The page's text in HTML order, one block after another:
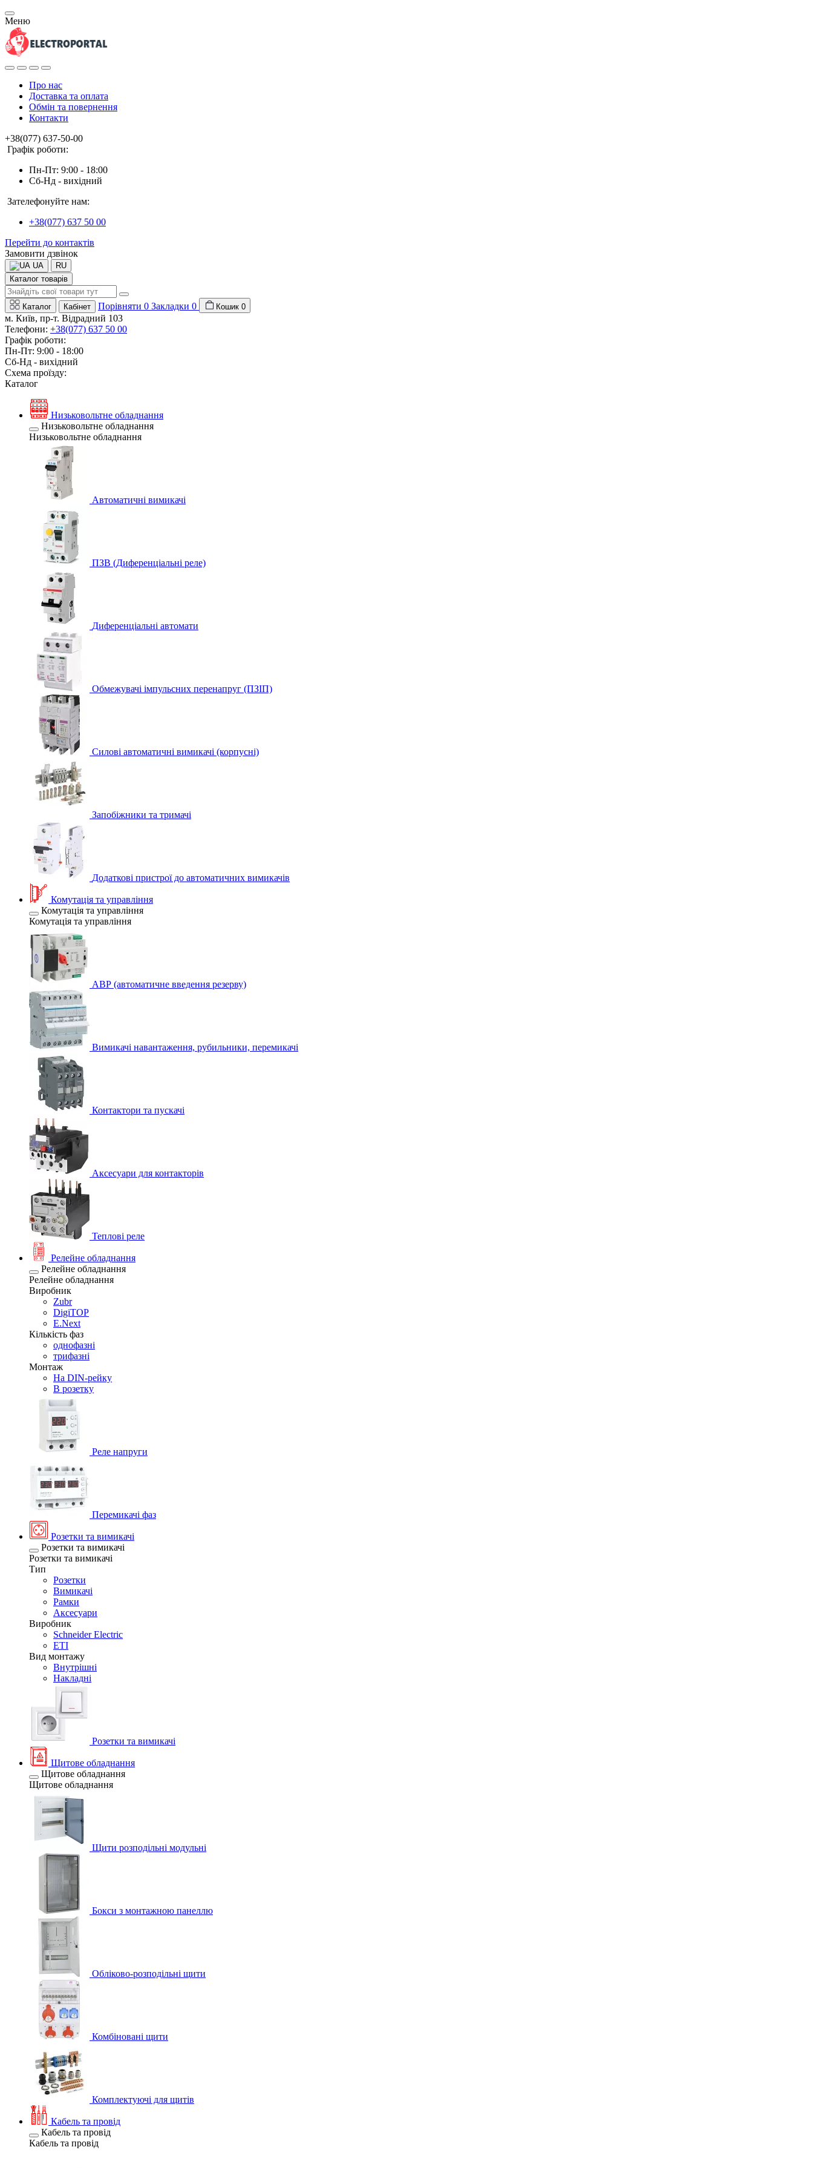
Меню
Про нас
Доставка та оплата
Обмін та повернення
Контакти
+38(077) 637-50-00
Графік роботи:
Пн-Пт: 9:00 - 18:00
Сб-Нд - вихідний
Зателефонуйте нам:
+38(077) 637 50 00
Перейти до контактів
Замовити дзвінок
UA
RU
Каталог товарів
Каталог Кабінет Порівняти 0 Закладки 0 Кошик 0
м. Київ, пр-т. Відрадний 103
Телефони: +38(077) 637 50 00
Графік роботи:
Пн-Пт: 9:00 - 18:00
Сб-Нд - вихідний
Схема проїзду:
Каталог
Низьковольтне обладнання
Низьковольтне обладнання
Низьковольтне обладнання
Автоматичні вимикачі
ПЗВ (Диференціальні реле)
Диференціальні автомати
Обмежувачі імпульсних перенапруг (ПЗІП)
Силові автоматичні вимикачі (корпусні)
Запобіжники та тримачі
Додаткові пристрої до автоматичних вимикачів
Комутація та управління
Комутація та управління
Комутація та управління
АВР (автоматичне введення резерву)
Вимикачі навантаження, рубильники, перемикачі
Контактори та пускачі
Аксесуари для контакторів
Теплові реле
Релейне обладнання
Релейне обладнання
Релейне обладнання
Виробник
Zubr
DigiTOP
E.Next
Кількість фаз
однофазні
трифазні
Монтаж
На DIN-рейку
В розетку
Реле напруги
Перемикачі фаз
Розетки та вимикачі
Розетки та вимикачі
Розетки та вимикачі
Тип
Розетки
Вимикачі
Рамки
Аксесуари
Виробник
Schneider Electric
ETI
Вид монтажу
Внутрішні
Накладні
Розетки та вимикачі
Щитове обладнання
Щитове обладнання
Щитове обладнання
Щити розподільні модульні
Бокси з монтажною панеллю
Обліково-розподільні щити
Комбіновані щити
Комплектуючі для щитів
Кабель та провід
Кабель та провід
Кабель та провід